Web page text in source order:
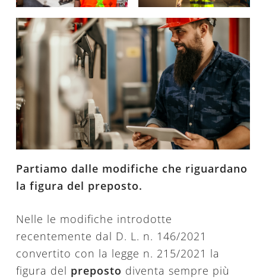
Partiamo dalle modifiche che riguardano
la figura del preposto.
Nelle le modifiche introdotte
recentemente dal D. L. n. 146/2021
convertito con la legge n. 215/2021 la
figura del preposto diventa sempre più